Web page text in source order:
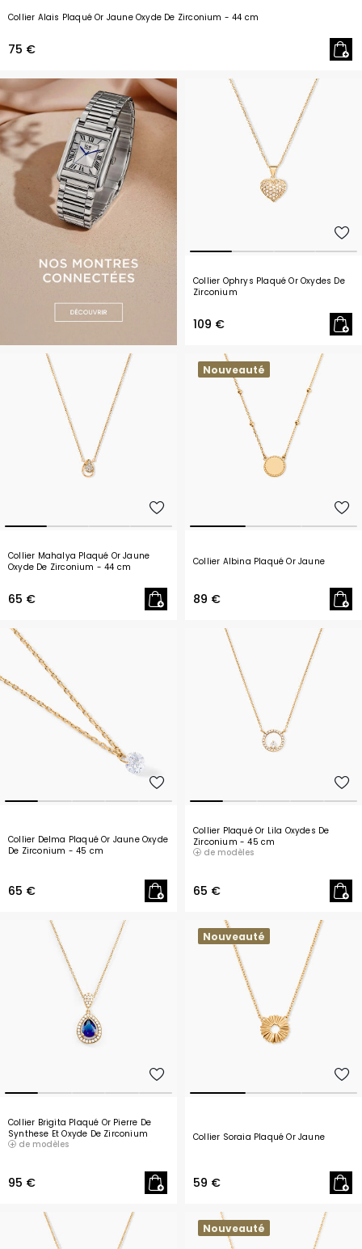
Collier Alais Plaqué Or Jaune Oxyde De Zirconium - 44 cm
75 €
Collier Ophrys Plaqué Or Oxydes De
Zirconium
109 €
Collier Mahalya Plaqué Or Jaune
Oxyde De Zirconium - 44 cm
65 €
Nouveauté
Collier Albina Plaqué Or Jaune
89 €
Collier Delma Plaqué Or Jaune Oxyde
De Zirconium - 45 cm
65 €
Collier Plaqué Or Lila Oxydes De
Zirconium- 45 cm
de modèles
65 €
Collier Brigita Plaqué Or Pierre De
Synthese Et Oxyde De Zirconium
- 44 cm
de modèles
95 €
Nouveauté
Collier Soraia Plaqué Or Jaune
59 €
Nouveauté